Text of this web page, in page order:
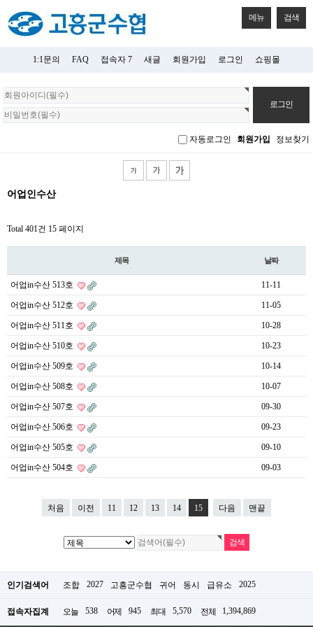
메뉴 검색
1:1문의 FAQ 접속자 7 새글 회원가입 로그인 쇼핑몰
회
원
로
자동로그인 회원가입 정보찾기
어업인수산
Total 401건 15 페이지
제목 날짜
어업in수산 513호 11-11
어업in수산 512호 11-05
어업in수산 511호 10-28
어업in수산 510호 10-23
어업in수산 509호 10-14
어업in수산 508호 10-07
어업in수산 507호 09-30
어업in수산 506호 09-23
어업in수산 505호 09-10
어업in수산 504호 09-03
처음 이전 11 12 13 14 15 다음 맨끝
인기검색어 조합 2027 고흥군수협 귀어 동시 급유소 2025
접속자집계 오늘 538 어제 945 최대 5,570 전체 1,394,869